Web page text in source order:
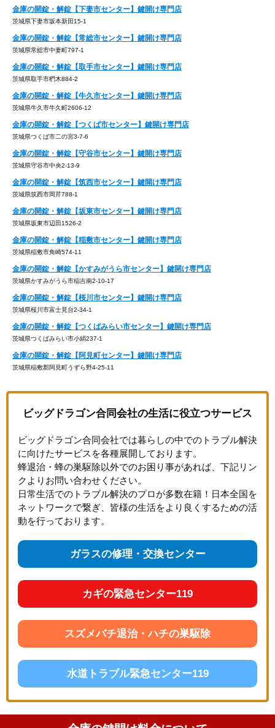
金庫の開錠・解錠【下妻市センター】鍵開け専門店
茨城県下妻市坂本新田15-1
金庫の開錠・解錠【常総市センター】鍵開け専門店
茨城県常総市中妻町797-1
金庫の開錠・解錠【取手市センター】鍵開け専門店
茨城県取手市椚木884-2
金庫の開錠・解錠【牛久市センター】鍵開け専門店
茨城県牛久市牛久町2606-12
金庫の開錠・解錠【つくば市センター】鍵開け専門店
茨城県つくば市二の宮3-7-6
金庫の開錠・解錠【守谷市センター】鍵開け専門店
茨城県守谷市中央2-13-9
金庫の開錠・解錠【筑西市センター】鍵開け専門店
茨城県筑西市岡芹788-1
金庫の開錠・解錠【坂東市センター】鍵開け専門店
茨城県坂東市辺田1526-2
金庫の開錠・解錠【稲敷市センター】鍵開け専門店
茨城県稲敷市角崎574-11
金庫の開錠・解錠【かすみがうら市センター】鍵開け専門店
茨城県かすみがうら市稲吉南2-10-17
金庫の開錠・解錠【桜川市センター】鍵開け専門店
茨城県桜川市富士見台2-34-1
金庫の開錠・解錠【つくばみらい市センター】鍵開け専門店
茨城県つくばみらい市小絹237-1
金庫の開錠・解錠【阿見町センター】鍵開け専門店
茨城県稲敷郡阿見町うずら野4-25-11
ビッグドラゴン合同会社の生活に役立つサービス
ビッグドラゴン合同会社では暮らしの中でのトラブル解決
に向けたサービスを各種展開しております。
蜂退治・蜂の巣駆除以外でのお困り事があれば、下記リン
クよりお問い合わせください。
日常生活でのトラブル解決のプロが多数在籍！日本全国を
ネットワークで繋ぎ、皆様の生活をより良くするための活
動を行っております。
ガラスの修理・交換センター
カギの緊急センター119
スズメバチ退治・ハチの巣駆除
水道トラブル緊急センター119